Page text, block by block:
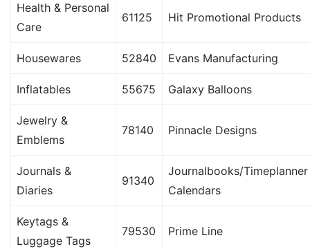
Health & Personal
Care
61125 Hit Promotional Products
Housewares 52840 Evans Manufacturing
Inflatables 55675 Galaxy Balloons
Jewelry &
Emblems
78140 Pinnacle Designs
Journals &
Diaries
91340
Journalbooks/Timeplanner
Calendars
Keytags &
Luggage Tags
79530 Prime Line